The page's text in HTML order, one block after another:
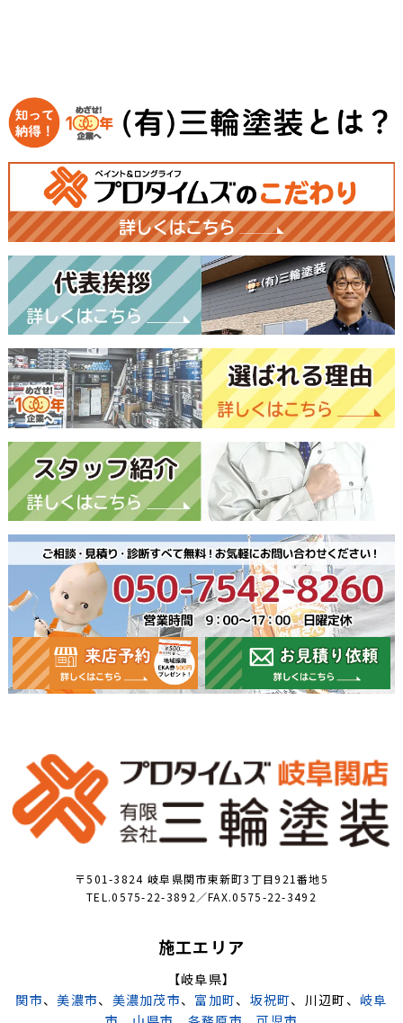
〒501-3824 岐阜県関市東新町3丁目921番地5
TEL.0575-22-3892／FAX.0575-22-3492
施工エリア
【岐阜県】
関市、美濃市、 美濃加茂市、 富加町、 坂祝町、川辺町、 岐阜